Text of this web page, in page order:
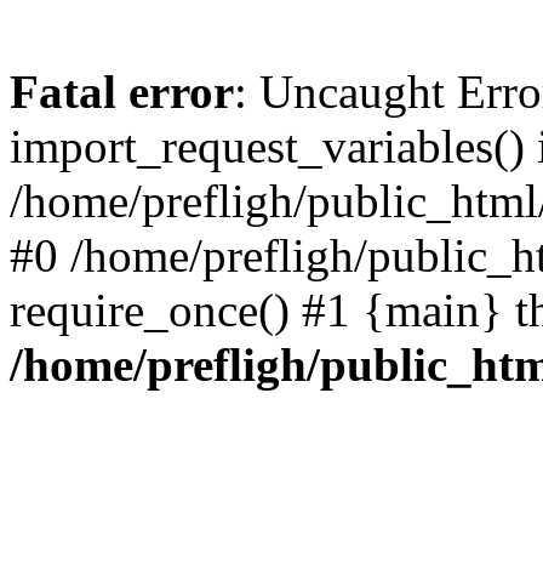
Fatal error: Uncaught
import_request_variables()
/home/prefligh/
#0 /home/prefligh/
require_once() #1 {main}
/home/prefligh/